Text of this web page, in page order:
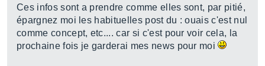
Ces infos sont a prendre comme elles sont, par pitié,
épargnez moi les habituelles post du : ouais c'est nul
comme concept, etc.... car si c'est pour voir cela, la
prochaine fois je garderai mes news pour moi